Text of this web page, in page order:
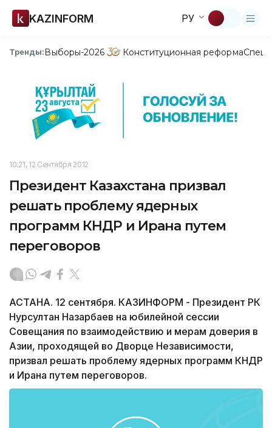
KAZINFORM РУ
Тренды:Выборы-2026 Конституционная реформа
10:21, 12 Сентября 2012
Президент Казахстана призвал
решать проблему ядерных
программ КНДР и Ирана путем
переговоров
АСТАНА. 12 сентября. КАЗИНФОРМ - Президент РК
Нурсултан Назарбаев на юбилейной сессии
Совещания по взаимодействию и мерам доверия в
Азии, проходящей во Дворце Независимости,
призвал решать проблему ядерных программ КНДР
и Ирана путем переговоров.